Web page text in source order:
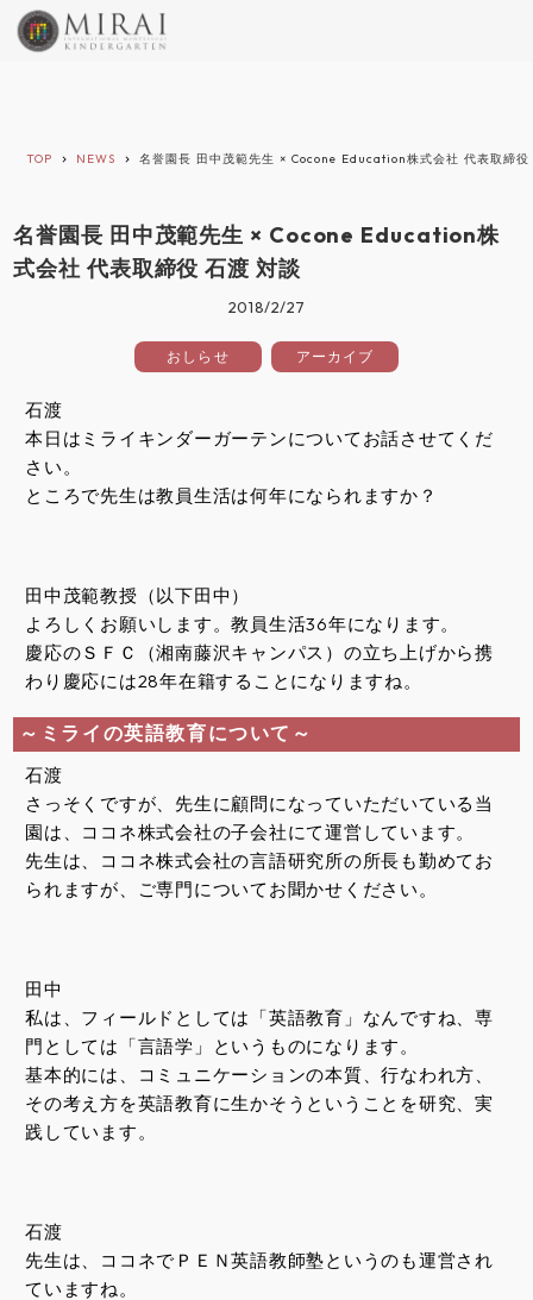
TOP keyboard_arrow_right NEWS keyboard_arrow_right 名誉園長 田中茂範先生 × Cocone Education株式会社 代表取締
名誉園長 田中茂範先生 × Cocone Education株
式会社 代表取締役 石渡 対談
2018/2/27
おしらせ アーカイブ
石渡
本日はミライキンダーガーテンについてお話させてくだ
さい。
ところで先生は教員生活は何年になられますか？
田中茂範教授（以下田中）
よろしくお願いします。教員生活36年になります。
慶応のＳＦＣ（湘南藤沢キャンパス）の立ち上げから携
わり慶応には28年在籍することになりますね。
～ミライの英語教育について～
石渡
さっそくですが、先生に顧問になっていただいている当
園は、ココネ株式会社の子会社にて運営しています。
先生は、ココネ株式会社の言語研究所の所長も勤めてお
られますが、ご専門についてお聞かせください。
田中
私は、フィールドとしては「英語教育」なんですね、専
門としては「言語学」というものになります。
基本的には、コミュニケーションの本質、行なわれ方、
その考え方を英語教育に生かそうということを研究、実
践しています。
石渡
先生は、ココネでＰＥＮ英語教師塾というのも運営され
ていますね。